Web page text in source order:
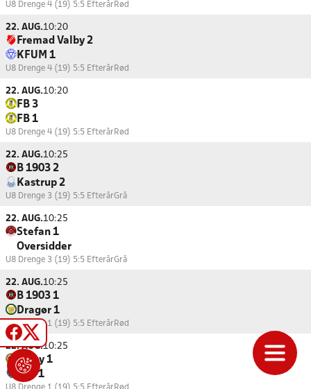
U8 Drenge 4 (19) 5:5 EfterårRød
22. AUG.10:20
Fremad Valby 2
KFUM 1
U8 Drenge 4 (19) 5:5 EfterårRød
22. AUG.10:20
FB 3
FB 1
U8 Drenge 4 (19) 5:5 EfterårRød
22. AUG.10:25
B 1903 2
Kastrup 2
U8 Drenge 3 (19) 5:5 EfterårGrå
22. AUG.10:25
Stefan 1
Oversidder
U8 Drenge 3 (19) 5:5 EfterårGrå
22. AUG.10:25
B 1903 1
Dragør 1
U8 Drenge 1 (19) 5:5 EfterårRød
22. AUG.10:25
Valby 1
HIK 1
U8 Drenge 1 (19) 5:5 EfterårRød